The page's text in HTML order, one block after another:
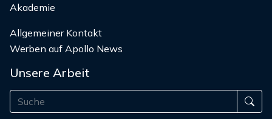
Akademie
Allgemeiner Kontakt
Werben auf Apollo News
Unsere Arbeit